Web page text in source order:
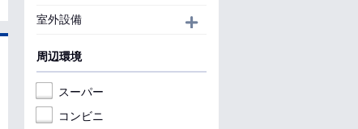
室外設備
周辺環境
スーパー
コンビニ